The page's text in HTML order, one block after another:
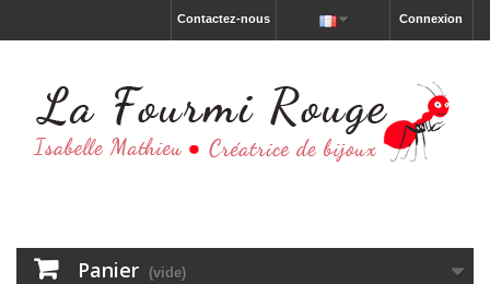
Connexion
Contactez-nous
Panier (vide)